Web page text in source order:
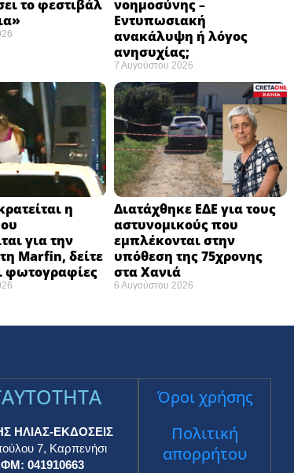
το φεστιβάλ
νοημοσύνης –
Εντυπωσιακή
ανακάλυψη ή λόγος
ανησυχίας; ​
7 Αυγούστου 2026
η
για την
Marfin, δείτε
φωτογραφίες
Διατάχθηκε ΕΔΕ για τους
αστυνομικούς που
εμπλέκονται στην
υπόθεση της 75χρονης
στα Χανιά
6 Αυγούστου 2026
ΗΛΙΑΣ-ΕΚΔΟΣΕΙΣ
7, Καρπενήσι
041910663
Όροι χρήσης
Πολιτική
απορρήτου